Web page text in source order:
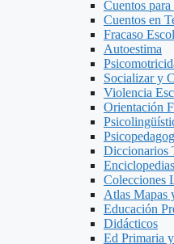
Cuentos
Cuentos en
Fracaso
Autoestima
Socializar y
Violencia
Orientación
Diccionarios
Enciclopedias
Colecciones
Atlas Mapas
Educación
Didácticos
Ed Primaria